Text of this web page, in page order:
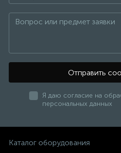
Отправить
Я даю согласие на
персональных данных
Каталог оборудования